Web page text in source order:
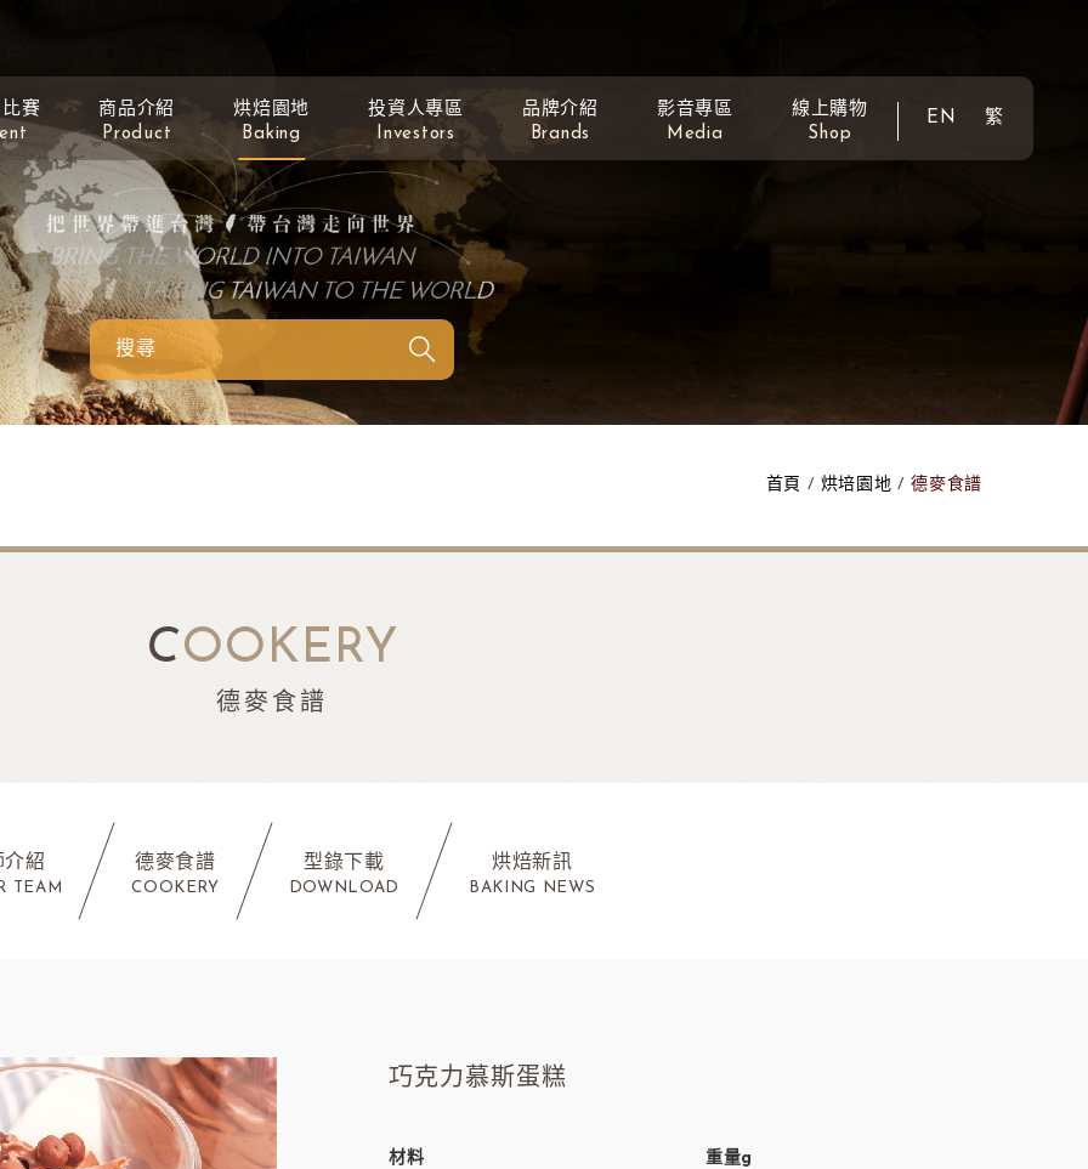
賽
商品介紹
Product
烘焙園地
Baking
投資人專區
Investors
品牌介紹
Brands
影音專區
Media
線上購物
Shop
EN 繁
首頁 烘培園地 德麥食譜
COOKERY
德麥食譜
介紹
TEAM
德麥食譜
COOKERY
型錄下載
DOWNLOAD
烘焙新訊
BAKING NEWS
巧克力慕斯蛋糕
材料 重量g